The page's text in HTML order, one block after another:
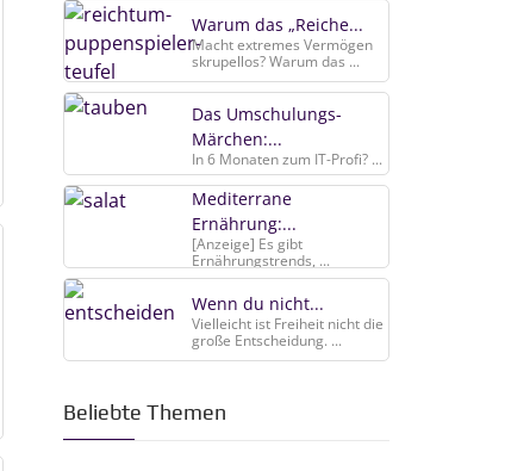
Warum das „Reiche...
Macht extremes Vermögen
skrupellos? Warum das ...
Das Umschulungs-
Märchen:...
In 6 Monaten zum IT-Profi? ...
Mediterrane
Ernährung:...
[Anzeige] Es gibt
Ernährungstrends, ...
Wenn du nicht...
Vielleicht ist Freiheit nicht die
große Entscheidung. ...
Beliebte Themen